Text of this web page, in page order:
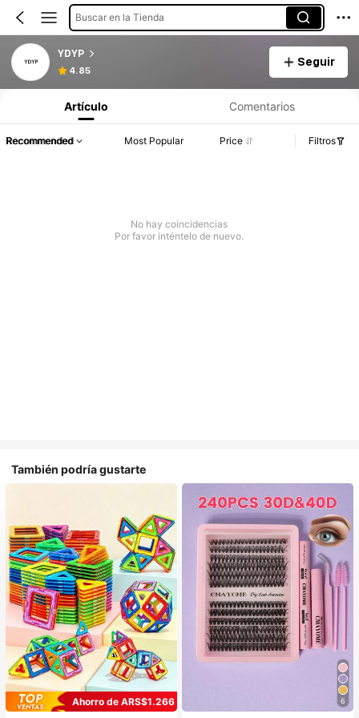
Buscar en la Tienda
YDYP
4.85
Seguir
Artículo Comentarios
Recommended Most Popular Price Filtros
No hay coincidencias
Por favor inténtelo de nuevo.
También podría gustarte
Ahorro de ARS$1.266
6